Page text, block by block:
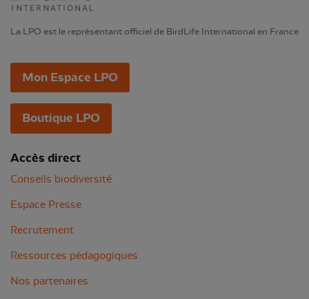
La LPO est le représentant officiel de BirdLife International en France
Mon Espace LPO
Boutique LPO
Accès direct
Conseils biodiversité
Espace Presse
Recrutement
Ressources pédagogiques
Nos partenaires